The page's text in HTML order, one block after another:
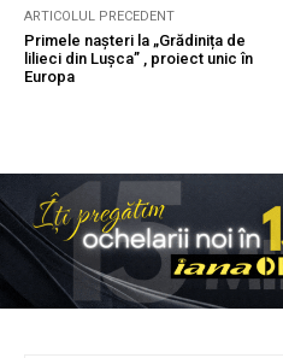
ARTICOLUL PRECEDENT
Primele nașteri la „Grădinița de
lilieci din Lușca” , proiect unic în
Europa